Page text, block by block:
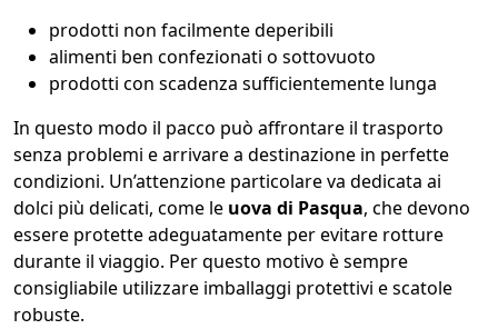
prodotti non facilmente deperibili
alimenti ben confezionati o sottovuoto
prodotti con scadenza sufficientemente lunga
In questo modo il pacco può affrontare il trasporto
senza problemi e arrivare a destinazione in perfette
condizioni. Un’attenzione particolare va dedicata ai
dolci più delicati, come le uova di Pasqua, che devono
essere protette adeguatamente per evitare rotture
durante il viaggio. Per questo motivo è sempre
consigliabile utilizzare imballaggi protettivi e scatole
robuste.